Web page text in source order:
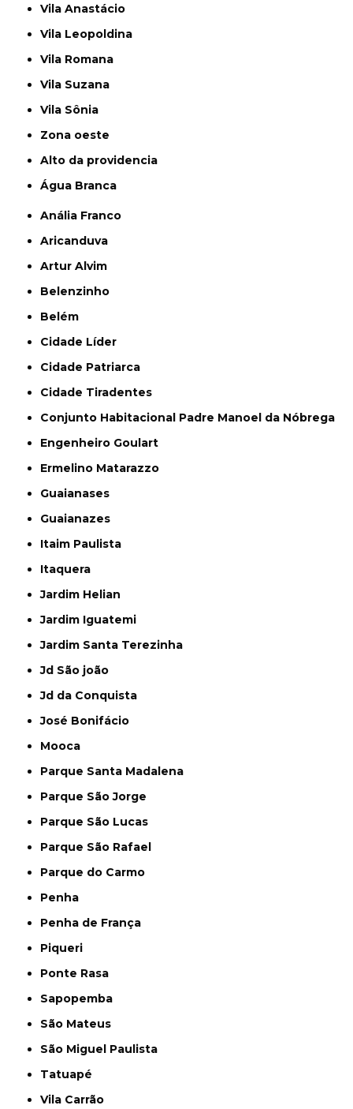
Vila Anastácio
Vila Leopoldina
Vila Romana
Vila Suzana
Vila Sônia
Zona oeste
alto da providencia
Água Branca
Anália Franco
Aricanduva
Artur Alvim
Belenzinho
Belém
Cidade Líder
Cidade Patriarca
Cidade Tiradentes
Conjunto Habitacional Padre Manoel da Nóbrega
Engenheiro Goulart
Ermelino Matarazzo
Guaianases
Guaianazes
Itaim Paulista
Itaquera
Jardim Helian
Jardim Iguatemi
Jardim Santa Terezinha
Jd São joão
Jd da Conquista
José Bonifácio
Mooca
Parque Santa Madalena
Parque São Jorge
Parque São Lucas
Parque São Rafael
Parque do Carmo
Penha
Penha de França
Piqueri
Ponte Rasa
Sapopemba
São Mateus
São Miguel Paulista
Tatuapé
Vila Carrão